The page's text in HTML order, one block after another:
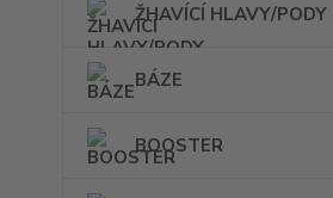
ŽHAVÍCÍ HLAVY/PODY
BÁZE
BOOSTER